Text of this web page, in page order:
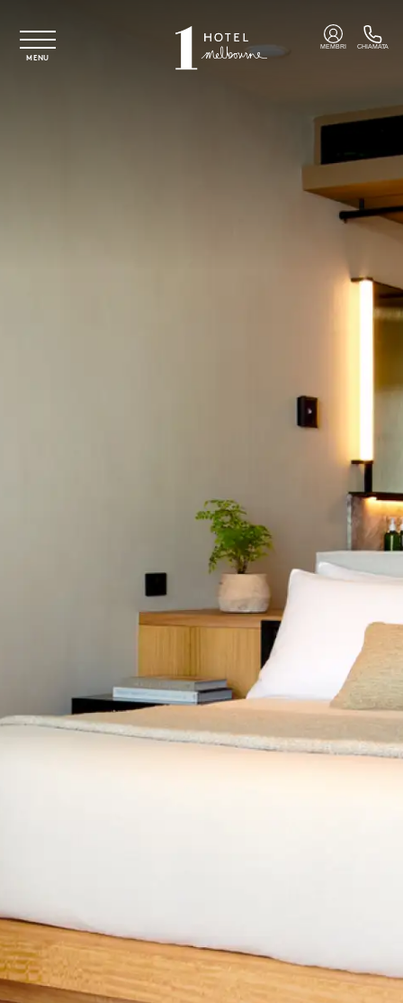
MENU
MEMBRI CHIAMATA